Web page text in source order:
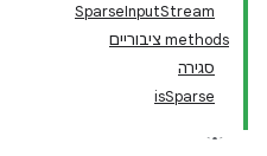
SparseInputStream
‫methods ציבוריים
סגירה
isSparse